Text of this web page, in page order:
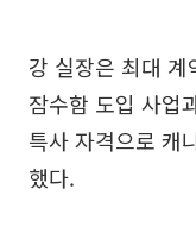
강 실장은 최대
잠수함 도입 사업
특사 자격으로 캐
했다.